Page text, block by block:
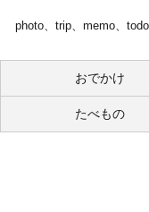
photo、trip、memo、
おでかけ
たべもの